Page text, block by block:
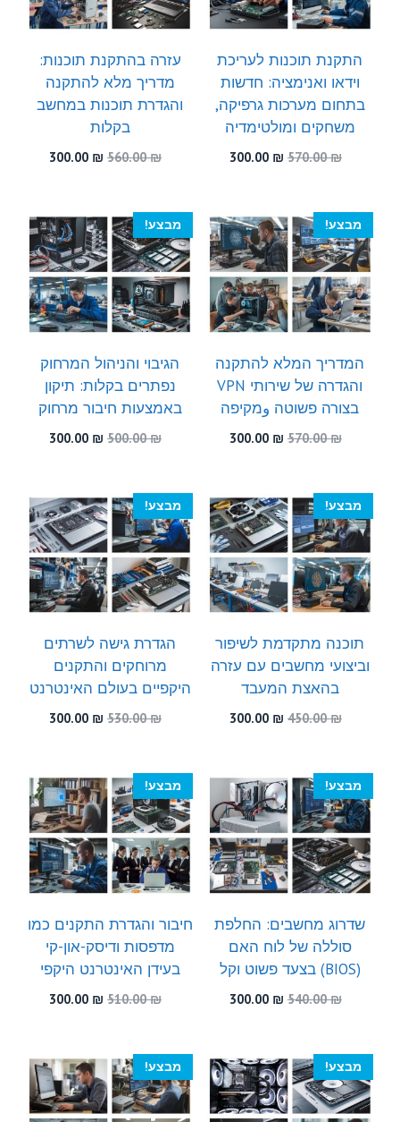
התקנת תוכנות לעריכת
וידאו ואנימציה: חדשות
בתחום מערכות גרפיקה,
משחקים ומולטימדיה
570.00₪
המחיר
570.00 ₪.
300.00 ₪
300.00 ₪.
עזרה בהתקנת תוכנות:
מדריך מלא להתקנה
והגדרת תוכנות במחשב
בקלות
560.00₪
המחיר
560.00 ₪.
300.00 ₪
המחיר
300.00 ₪.
מבצע!
המדריך המלא להתקנה
והגדרה של שירותי VPN
בצורה פשוטה وמקיפה
570.00₪
המחיר
570.00 ₪.
300.00 ₪
300.00 ₪.
מבצע!
הגיבוי והניהול המרחוק
נפתרים בקלות: תיקון
באמצעות חיבור מרחוק
500.00₪
המחיר
500.00 ₪.
300.00 ₪
המחיר
300.00 ₪.
מבצע!
תוכנה מתקדמת לשיפור
וביצועי מחשבים עם עזרה
בהאצת המעבד
450.00₪
המחיר
450.00 ₪.
300.00 ₪
300.00 ₪.
מבצע!
הגדרת גישה לשרתים
מרוחקים והתקנים
היקפיים בעולם האינטרנט
530.00₪
המחיר
530.00 ₪.
300.00 ₪
המחיר
300.00 ₪.
מבצע!
שדרוג מחשבים: החלפת
סוללה של לוח האם
(BIOS) בצעד פשוט וקל
540.00₪
המחיר
540.00 ₪.
300.00 ₪
300.00 ₪.
מבצע!
חיבור והגדרת התקנים כמו
מדפסות ודיסק-און-קי
בעידן האינטרנט היקפי
510.00₪
המחיר
510.00 ₪.
300.00 ₪
המחיר
300.00 ₪.
מבצע! מבצע!